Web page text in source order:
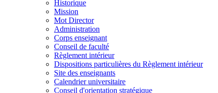
Historique
Mission
Mot Director
Administration
Corps enseignant
Conseil de faculté
Règlement intérieur
Dispositions particulières du Règlement intérieur
Site des enseignants
Calendrier universitaire
Conseil d'orientation stratégique